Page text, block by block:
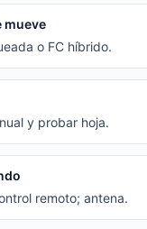
mueve
o FC híbrido.
y probar hoja.
remoto; antena.